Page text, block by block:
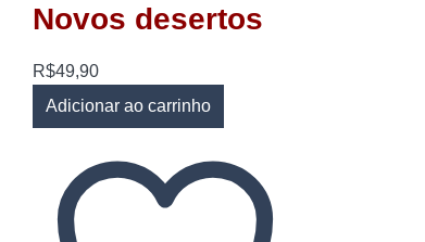
Novos desertos
R$49,90
Adicionar ao carrinho